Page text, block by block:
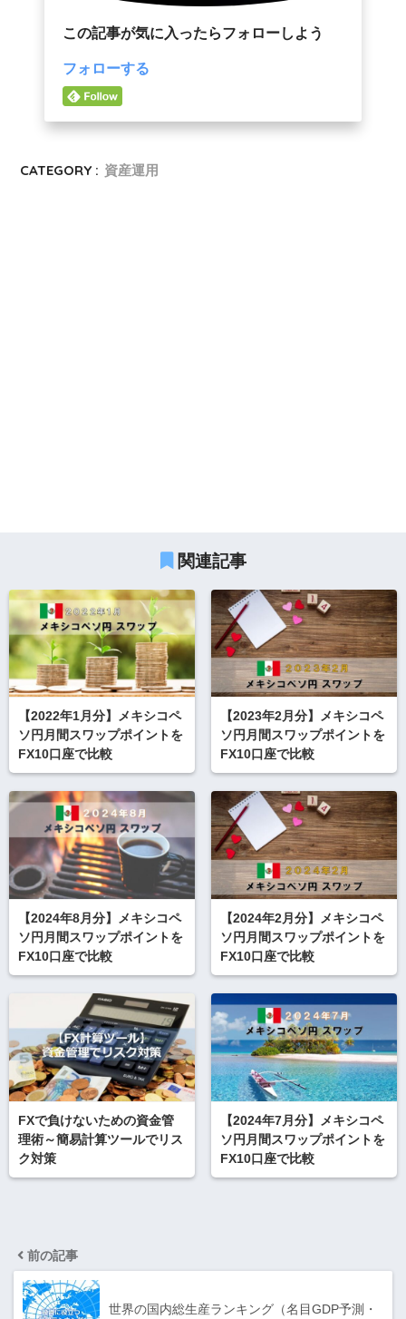
この記事が気に入ったらフォローしよう
フォローする
CATEGORY : 資産運用
関連記事
【2022年1月分】メキシコペ
ソ円月間スワップポイントを
FX10口座で比較
【2023年2月分】メキシコペ
ソ円月間スワップポイントを
FX10口座で比較
【2024年8月分】メキシコペ
ソ円月間スワップポイントを
FX10口座で比較
【2024年2月分】メキシコペ
ソ円月間スワップポイントを
FX10口座で比較
FXで負けないための資金管
理術～簡易計算ツールでリス
ク対策
【2024年7月分】メキシコペ
ソ円月間スワップポイントを
FX10口座で比較
前の記事
世界の国内総生産ランキング（名目GDP予測・